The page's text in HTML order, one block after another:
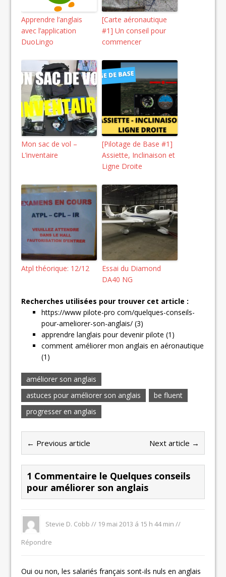
Apprendre l’anglais
avec l’application
DuoLingo
[Carte aéronautique
#1] Un conseil pour
commencer
Mon sac de vol –
L’inventaire
[Pilotage de Base #1]
Assiette, Inclinaison et
Ligne Droite
Atpl théorique: 12/12
Essai du Diamond
DA40 NG
Recherches utilisées pour trouver cet article :
https://www pilote-pro com/quelques-conseils-
pour-ameliorer-son-anglais/ (3)
apprendre langlais pour devenir pilote (1)
comment améliorer mon anglais en aéronautique
(1)
améliorer son anglais
astuces pour améliorer son anglais
be fluent
progresser en anglais
← Previous article Next article →
1 Commentaire le Quelques conseils
pour améliorer son anglais
Stevie D. Cobb // 19 mai 2013 á 15 h 44 min //
Répondre
Oui ou non, les salariés français sont-ils nuls en anglais